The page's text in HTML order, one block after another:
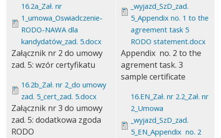
16.2a_Zał. nr
1_umowa_Oswiadczenie-
RODO-NAWA dla
kandydatów_zad. 5.docx
Załącznik nr 2 do umowy
zad. 5: wzór certyfikatu
16.2b_Zał. nr 2_do umowy
zad. 5_cert_zad. 5.docx
Załącznik nr 3 do umowy
zad. 5: dodatkowa zgoda
RODO
_wyjazd_SzD_zad.
5_Appendix no. 1 to the
agreement task 5
RODO statement.docx
Appendix no. 2 to the
agrement task. 3
sample certificate
16.EN_Zał. nr 2.2_Zał. nr
2_Umowa
_wyjazd_SzD_zad.
5_EN_Appendix no. 2